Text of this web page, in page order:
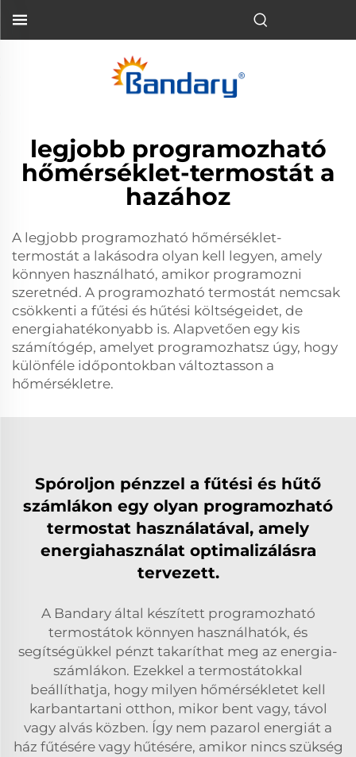
legjobb programozható
hőmérséklet-termostát a
hazához
A legjobb programozható hőmérséklet-
termostát a lakásodra olyan kell legyen, amely
könnyen használható, amikor programozni
szeretnéd. A programozható termostát nemcsak
csökkenti a fűtési és hűtési költségeidet, de
energiahatékonyabb is. Alapvetően egy kis
számítógép, amelyet programozhatsz úgy, hogy
különféle időpontokban változtasson a
hőmérsékletre.
Spóroljon pénzzel a fűtési és hűtő
számlákon egy olyan programozható
termostat használatával, amely
energiahasználat optimalizálásra
tervezett.
A Bandary által készített programozható
termostátok könnyen használhatók, és
segítségükkel pénzt takaríthat meg az energia-
számlákon. Ezekkel a termostátokkal
beállíthatja, hogy milyen hőmérsékletet kell
karbantartani otthon, mikor bent vagy, távol
vagy alvás közben. Így nem pazarol energiát a
ház fűtésére vagy hűtésére, amikor nincs szükség